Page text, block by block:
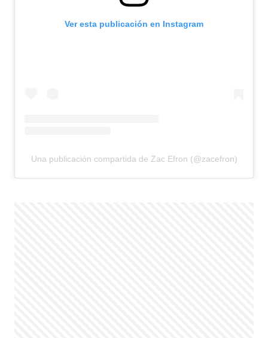
Ver esta publicación en Instagram
Una publicación compartida de Zac Efron (@zacefron)